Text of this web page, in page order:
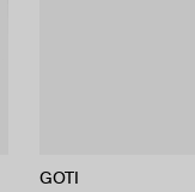
GOTI